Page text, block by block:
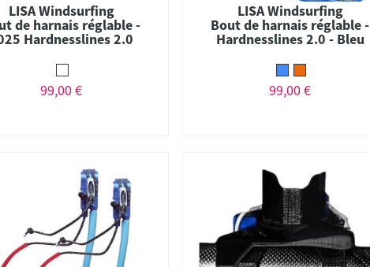
LISA Windsurfing
de harnais réglable -
Hardnesslines 2.0
99,00 €
LISA Windsurfing
Bout de harnais réglable -
Hardnesslines 2.0 - Bleu
99,00 €